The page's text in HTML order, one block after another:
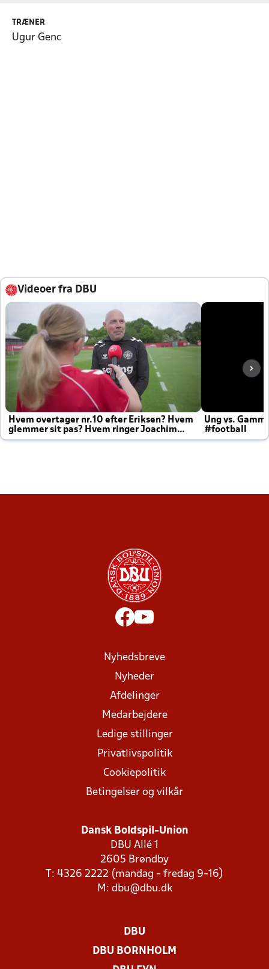
TRÆNER
Ugur Genc
Videoer fra DBU
Hvem overtager nr.10 efter Eriksen? Hvem
glemmer sit pas? Hvem ringer Joachim
altid til efter kampe?
Ung vs.
#football
Nyhedsbreve
Nyheder
Afdelinger
Medarbejdere
Ledige stillinger
Privatlivspolitik
Cookiepolitik
Betingelser og vilkår
Dansk Boldspil-Union
DBU Allé 1
2605 Brøndby
T: 4326 2222 (mandag - fredag 9-16)
M: dbu@dbu.dk
DBU
DBU BORNHOLM